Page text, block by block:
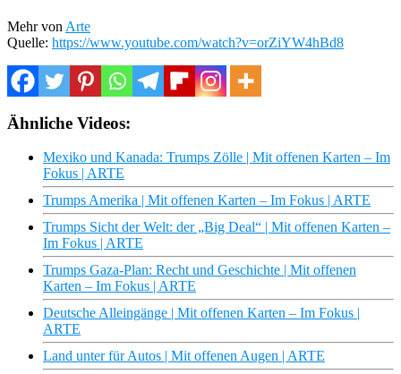
Mehr von Arte
Quelle: https://www.youtube.com/watch?v=orZiYW4hBd8
Ähnliche Videos:
Mexiko und Kanada: Trumps Zölle | Mit offenen Karten – Im
Fokus | ARTE
Trumps Amerika | Mit offenen Karten – Im Fokus | ARTE
Trumps Sicht der Welt: der „Big Deal“ | Mit offenen Karten –
Im Fokus | ARTE
Trumps Gaza-Plan: Recht und Geschichte | Mit offenen
Karten – Im Fokus | ARTE
Deutsche Alleingänge | Mit offenen Karten – Im Fokus |
ARTE
Land unter für Autos | Mit offenen Augen | ARTE